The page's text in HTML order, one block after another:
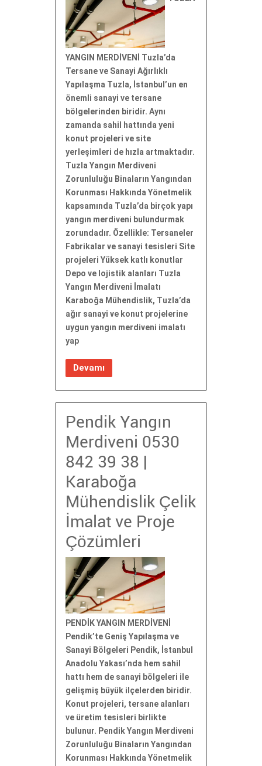
YANGIN MERDİVENİ Tuzla’da
Tersane ve Sanayi Ağırlıklı
Yapılaşma Tuzla, İstanbul’un en
önemli sanayi ve tersane
bölgelerinden biridir. Aynı
zamanda sahil hattında yeni
konut projeleri ve site
yerleşimleri de hızla artmaktadır.
Tuzla Yangın Merdiveni
Zorunluluğu Binaların Yangından
Korunması Hakkında Yönetmelik
kapsamında Tuzla’da birçok yapı
yangın merdiveni bulundurmak
zorundadır. Özellikle: Tersaneler
Fabrikalar ve sanayi tesisleri Site
projeleri Yüksek katlı konutlar
Depo ve lojistik alanları Tuzla
Yangın Merdiveni İmalatı
Karaboğa Mühendislik, Tuzla’da
ağır sanayi ve konut projelerine
uygun yangın merdiveni imalatı
yap
Devamı
Pendik Yangın
Merdiveni 0530
842 39 38 |
Karaboğa
Mühendislik Çelik
İmalat ve Proje
Çözümleri
PENDİK YANGIN MERDİVENİ
Pendik’te Geniş Yapılaşma ve
Sanayi Bölgeleri Pendik, İstanbul
Anadolu Yakası’nda hem sahil
hattı hem de sanayi bölgeleri ile
gelişmiş büyük ilçelerden biridir.
Konut projeleri, tersane alanları
ve üretim tesisleri birlikte
bulunur. Pendik Yangın Merdiveni
Zorunluluğu Binaların Yangından
Korunması Hakkında Yönetmelik